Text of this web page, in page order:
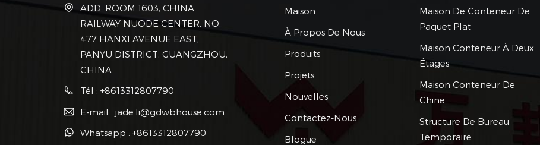
ADD: ROOM 1603, CHINA
RAILWAY NUODE CENTER, NO.
477 HANXI AVENUE EAST,
PANYU DISTRICT, GUANGZHOU,
CHINA.
Tél : +8613312807790
E-mail : jade.li@gdwbhouse.com
Whatsapp : +8613312807790
Maison
À Propos De Nous
Produits
Projets
Nouvelles
Contactez-Nous
Blogue
Maison De Conteneur De
Paquet Plat
Maison Conteneur À Deux
Étages
Maison Conteneur De
Chine
Structure De Bureau
Temporaire